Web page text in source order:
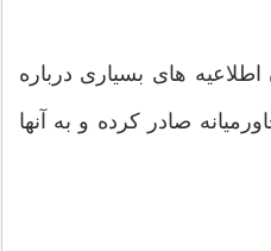
های بسیاری درباره
صادر کرده و به آنها